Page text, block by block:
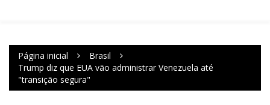
Página inicial
Brasil
Trump diz que EUA vão administrar Venezuela até
"transição segura"